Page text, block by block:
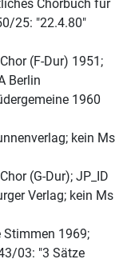
Chorbuch für
25: "22.4.80"
(F-Dur) 1951;
Berlin
1960
kein Ms
(G-Dur); JP_ID
Verlag; kein Ms
1969;
03: "3 Sätze